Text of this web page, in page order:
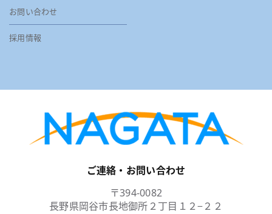
お問い合わせ
採用情報
ご連絡・お問い合わせ
〒394-0082
長野県岡谷市長地御所２丁目１２−２２